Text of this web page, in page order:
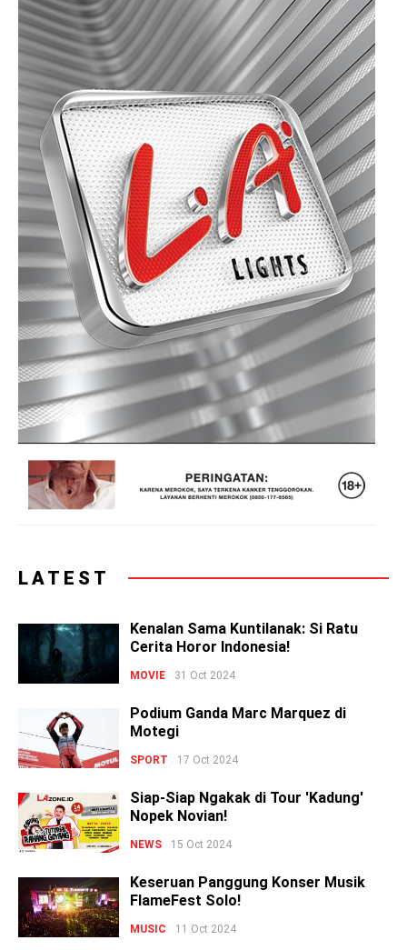
LATEST
Kenalan Sama Kuntilanak: Si Ratu
Cerita Horor Indonesia!
MOVIE 31 Oct 2024
Podium Ganda Marc Marquez di
Motegi
SPORT 17 Oct 2024
Siap-Siap Ngakak di Tour 'Kadung'
Nopek Novian!
NEWS 15 Oct 2024
Keseruan Panggung Konser Musik
FlameFest Solo!
MUSIC 11 Oct 2024